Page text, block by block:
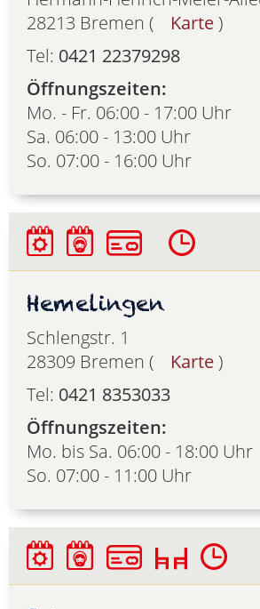
28213 Bremen (
Karte )
Tel: 0421 22379298
Öffnungszeiten:
Mo. - Fr. 06:00 - 17:00 Uhr
Sa. 06:00 - 13:00 Uhr
So. 07:00 - 16:00 Uhr
Hemelingen
Schlengstr. 1
28309 Bremen (
Karte )
Tel: 0421 8353033
Öffnungszeiten:
Mo. bis Sa. 06:00 - 18:00 Uhr
So. 07:00 - 11:00 Uhr